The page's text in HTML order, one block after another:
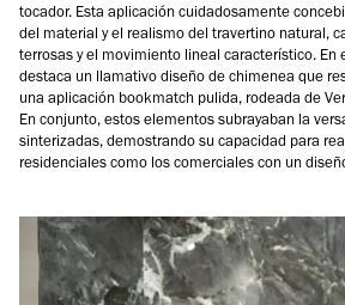
tocador. Esta aplicación cuidadosamente
del material y el realismo del travertino natural,
terrosas y el movimiento lineal característico. En
destaca un llamativo diseño de chimenea que
una aplicación bookmatch pulida, rodeada de
En conjunto, estos elementos subrayaban la
sinterizadas, demostrando su capacidad para
residenciales como los comerciales con un